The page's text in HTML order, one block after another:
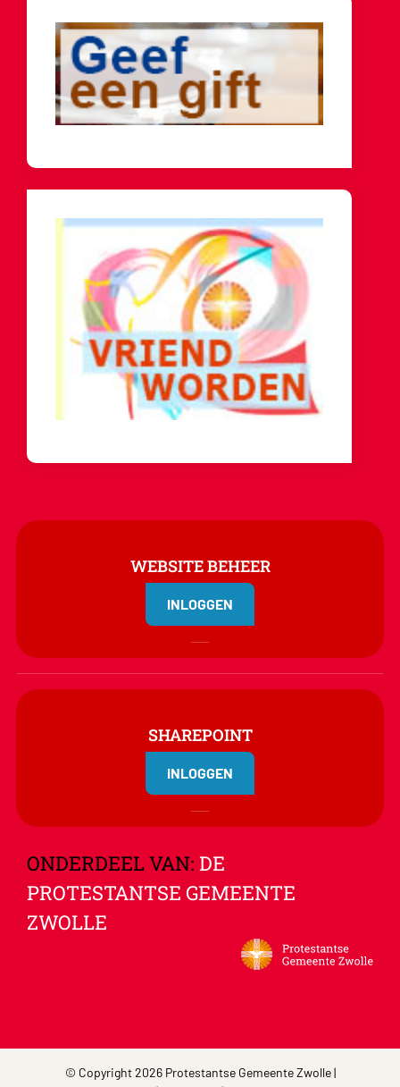
WEBSITE BEHEER
INLOGGEN
SHAREPOINT
INLOGGEN
ONDERDEEL VAN: DE
PROTESTANTSE GEMEENTE
ZWOLLE
© Copyright 2026 Protestantse Gemeente Zwolle |